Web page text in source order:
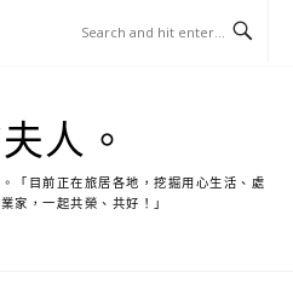
人。
「目前正在旅居各地，挖掘用心生活、處
家，一起共榮、共好！」